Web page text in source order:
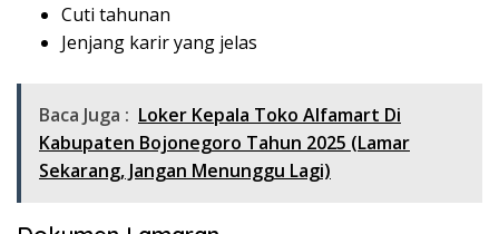
Cuti tahunan
Jenjang karir yang jelas
Baca Juga : Loker Kepala Toko Alfamart Di
Kabupaten Bojonegoro Tahun 2025 (Lamar
Sekarang, Jangan Menunggu Lagi)